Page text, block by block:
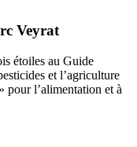
Veyrat
étoiles au Guide
et l’agriculture
pour l’alimentation et à